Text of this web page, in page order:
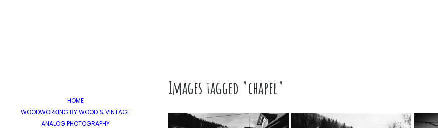
HOME
WOODWORKING BY WOOD & VINTAGE
ANALOG PHOTOGRAPHY
Images tagged "chapel"